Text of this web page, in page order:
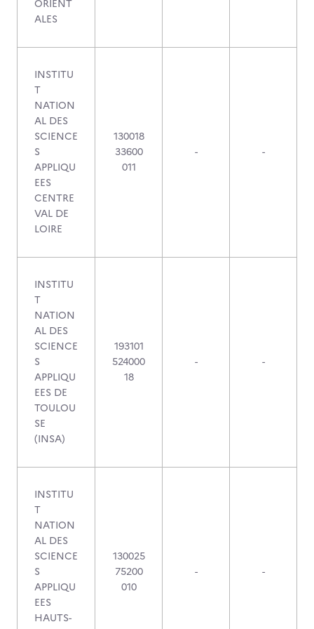
ORIENT
ALES
INSTITU
T
NATION
AL DES
SCIENCE
S
APPLIQU
EES
CENTRE
VAL DE
LOIRE
130018
33600
011
- -
INSTITU
T
NATION
AL DES
SCIENCE
S
APPLIQU
EES DE
TOULOU
SE
(INSA)
193101
524000
18
- -
INSTITU
T
NATION
AL DES
SCIENCE
S
APPLIQU
EES
HAUTS-
130025
75200
010
- -